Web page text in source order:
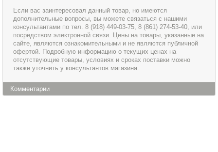
Если вас заинтересовал данный товар, но имеются
дополнительные вопросы, вы можете связаться с нашими
консультантами по тел. 8 (918) 449-03-75, 8 (861) 274-53-40, или
посредством электронной связи. Цены на товары, указанные на
сайте, являются ознакомительными и не являются публичной
офертой. Подробную информацию о текущих ценах на
отсутствующие товары, условиях и сроках поставки можно
также уточнить у консультантов магазина.
Комментарии